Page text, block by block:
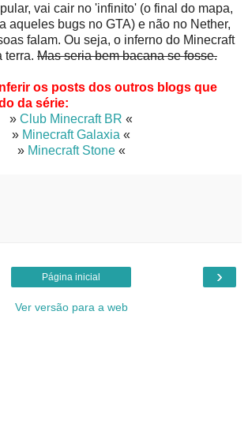
vai cair no 'infinito' (o final do mapa,
aqueles bugs no GTA) e não no Nether,
falam. Ou seja, o inferno do Minecraft
terra. Mas seria bem bacana se fosse.
os posts dos outros blogs que
da série:
» Club Minecraft BR «
» Minecraft Galaxia «
» Minecraft Stone«
›
Página inicial
Ver versão para a web